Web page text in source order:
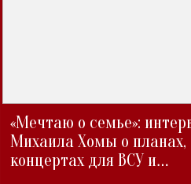
«Мечтаю о семье»:
Михаила Хомы о планах,
концертах для ВСУ и